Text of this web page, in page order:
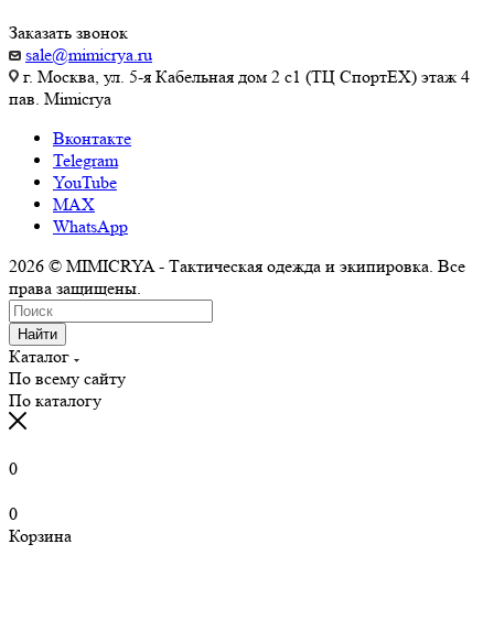
Заказать звонок
sale@mimicrya.ru
г. Москва, ул. 5-я Кабельная дом 2 с1 (ТЦ СпортEX) этаж 4
пав. Mimicrya
Вконтакте
Telegram
YouTube
MAX
WhatsApp
2026 © MIMICRYA - Тактическая одежда и экипировка. Все
права защищены.
Найти
Каталог
По всему сайту
По каталогу
0
0
Корзина